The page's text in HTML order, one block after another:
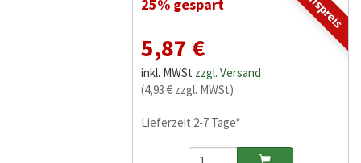
25% gespart
5,87 €
inkl. MWSt zzgl. Versand
(4,93 € zzgl. MWSt)
Lieferzeit 2-7 Tage*